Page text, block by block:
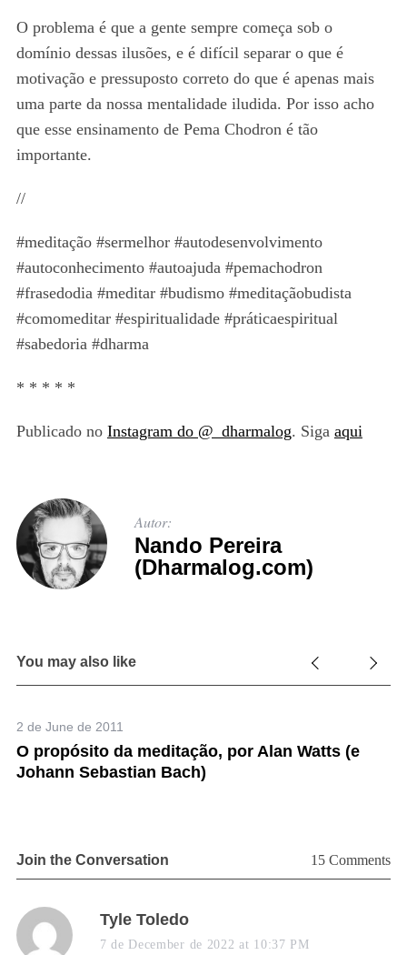
O problema é que a gente sempre começa sob o
domínio dessas ilusões, e é difícil separar o que é
motivação e pressuposto correto do que é apenas mais
uma parte da nossa mentalidade iludida. Por isso acho
que esse ensinamento de Pema Chodron é tão
importante.
//
#meditação #sermelhor #autodesenvolvimento
#autoconhecimento #autoajuda #pemachodron
#frasedodia #meditar #budismo #meditaçãobudista
#comomeditar #espiritualidade #práticaespiritual
#sabedoria #dharma
* * * * *
Publicado no Instagram do @_dharmalog. Siga aqui
Autor:
Nando Pereira
(Dharmalog.com)
You may also like
2 de June de 2011
O propósito da meditação, por Alan Watts (e
Johann Sebastian Bach)
Join the Conversation 15 Comments
s
a
Tyle Toledo
7 de December de 2022 at 10:37 PM